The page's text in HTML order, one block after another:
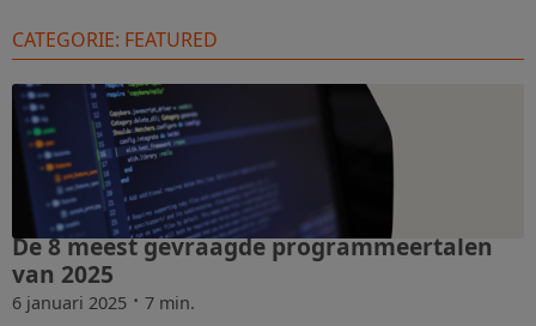
CATEGORIE: FEATURED
De 8 meest gevraagde programmeertalen
van 2025
6 januari 2025 · 7 min.